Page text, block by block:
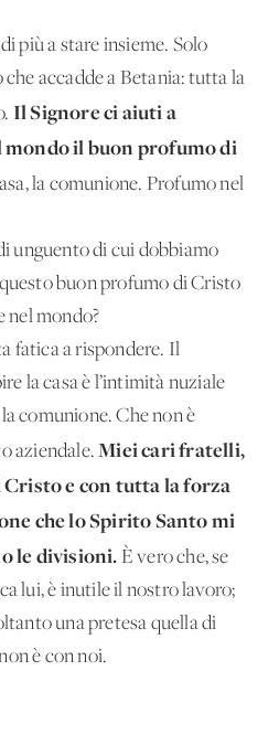
più a stare insieme. Solo
accadde a Betania: tutta la
Il Signore ci aiuti a
mondo il buon profumo di
la comunione. Profumo nel
unguento di cui dobbiamo
buon profumo di Cristo
nel mondo?
fatica a rispondere. Il
la casa è l’intimità nuziale
comunione. Che non è
aziendale.Miei cari fratelli,
e con tutta la forza
che lo Spirito Santo mi
le divisioni. È vero che, se
lui, è inutile il nostro lavoro;
una pretesa quella di
è con noi.